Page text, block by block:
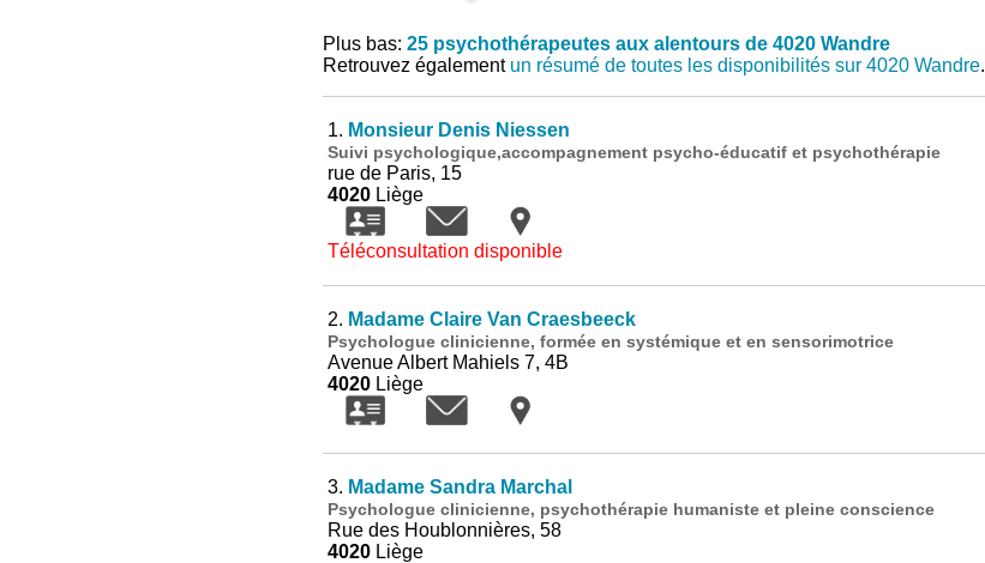
Plus bas: 25 psychothérapeutes aux alentours de 4020 Wandre
Retrouvez également un résumé de toutes les disponibilités sur 4020 Wandre.
1. Monsieur Denis Niessen
Suivi psychologique,accompagnement psycho-éducatif et psychothérapie
rue de Paris, 15
4020Liège
Téléconsultation disponible
2. Madame Claire Van Craesbeeck
Psychologue clinicienne, formée en systémique et en sensorimotrice
Avenue Albert Mahiels 7, 4B
4020Liège
3. Madame Sandra Marchal
Psychologue clinicienne, psychothérapie humaniste et pleine conscience
Rue des Houblonnières, 58
4020Liège